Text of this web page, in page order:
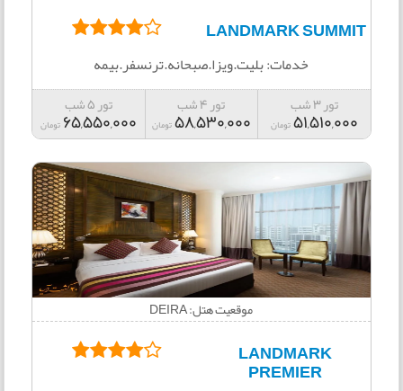
LANDMARK SUMMIT
خدمات: بلیت.ویزا.صبحانه.ترنسفر.بیمه
تور 3 شب
51,510,000تومان
تور 4 شب
58,530,000تومان
تور 5 شب
65,550,000 تومان
موقعیت هتل: DEIRA
LANDMARK
PREMIER